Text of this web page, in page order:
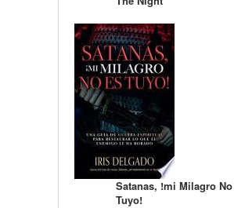
Satanas, !mi Milagro
Tuyo!